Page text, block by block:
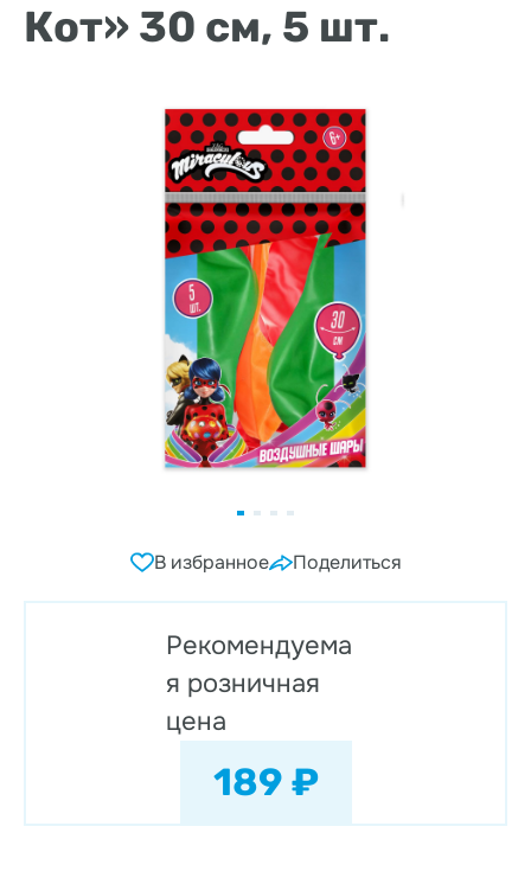
Кот» 30 см, 5 шт.
В избранное Поделиться
Рекомендуема
я розничная
цена
189 ₽